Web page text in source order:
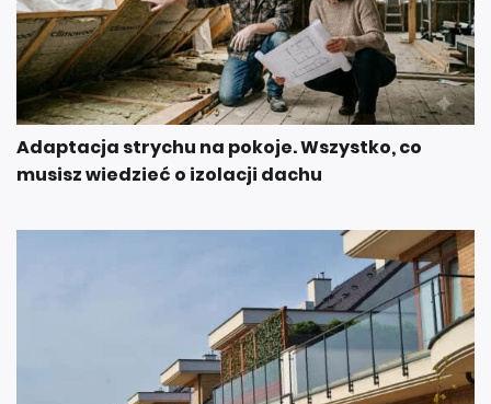
Adaptacja strychu na pokoje. Wszystko, co
musisz wiedzieć o izolacji dachu